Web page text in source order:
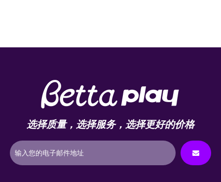
选择质量，选择服务，选择更好的价格